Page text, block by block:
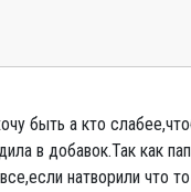
быть а кто
в добавок.Так как
натворили что